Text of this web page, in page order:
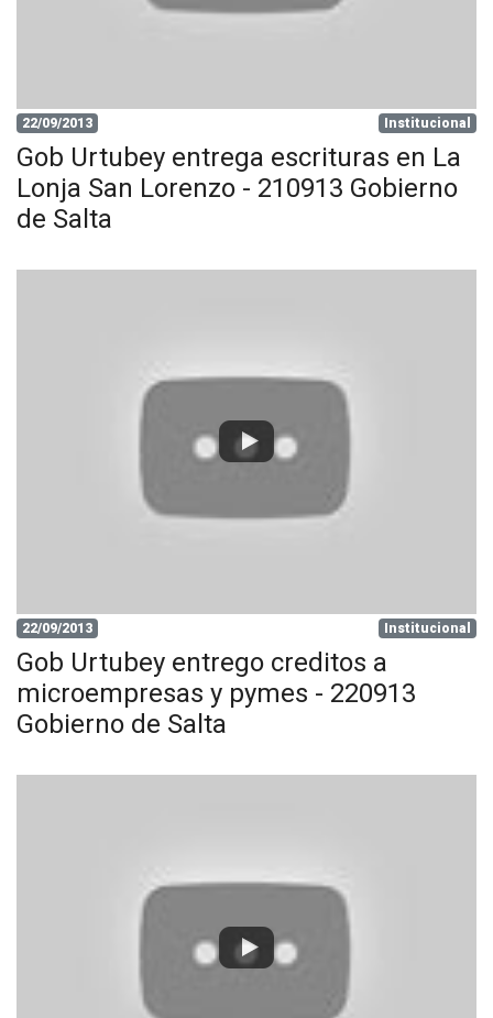
22/09/2013 Institucional
Gob Urtubey entrega escrituras en La
Lonja San Lorenzo - 210913 Gobierno
de Salta
22/09/2013 Institucional
Gob Urtubey entrego creditos a
microempresas y pymes - 220913
Gobierno de Salta